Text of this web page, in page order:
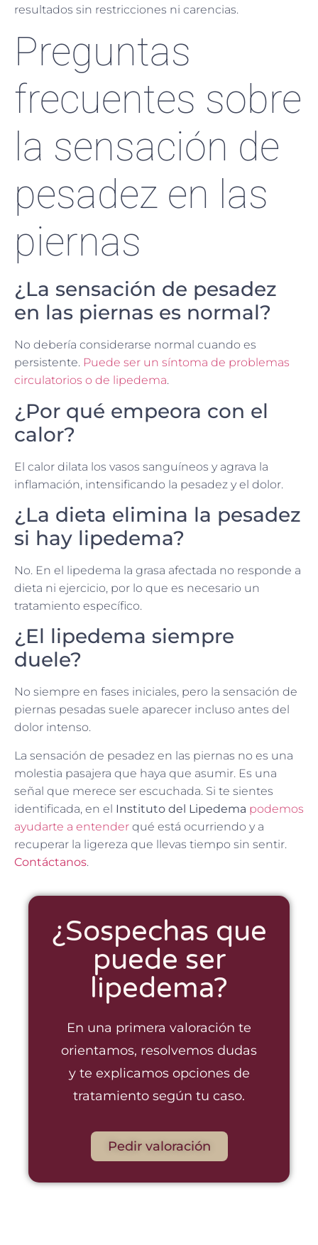
resultados sin restricciones ni carencias.
Preguntas
frecuentes sobre
la sensación de
pesadez en las
piernas
¿La sensación de pesadez
en las piernas es normal?
No debería considerarse normal cuando es
persistente. Puede ser un síntoma de problemas
circulatorios o de lipedema.
¿Por qué empeora con el
calor?
El calor dilata los vasos sanguíneos y agrava la
inflamación, intensificando la pesadez y el dolor.
¿La dieta elimina la pesadez
si hay lipedema?
No. En el lipedema la grasa afectada no responde a
dieta ni ejercicio, por lo que es necesario un
tratamiento específico.
¿El lipedema siempre
duele?
No siempre en fases iniciales, pero la sensación de
piernas pesadas suele aparecer incluso antes del
dolor intenso.
La sensación de pesadez en las piernas no es una
molestia pasajera que haya que asumir. Es una
señal que merece ser escuchada. Si te sientes
identificada, en el Instituto del Lipedema podemos
ayudarte a entender qué está ocurriendo y a
recuperar la ligereza que llevas tiempo sin sentir.
Contáctanos.
¿Sospechas que
puede ser
lipedema?
En una primera valoración te
orientamos, resolvemos dudas
y te explicamos opciones de
tratamiento según tu caso.
Pedir valoración